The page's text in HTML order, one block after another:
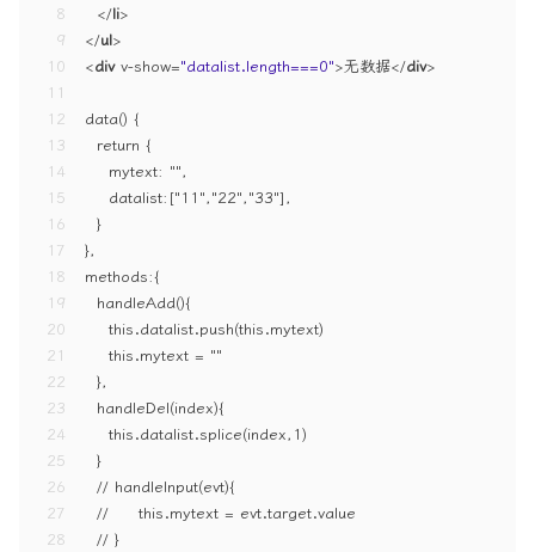
8
9
10
11
12
13
14
15
16
17
18
19
20
21
22
23
24
25
26
27
28
</li>
</ul>
<div v-show="datalist.length===0">无数据</div>
data() {
  return {
    mytext: "",
    datalist:["11","22","33"],
  }
},
methods:{
  handleAdd(){
    this.datalist.push(this.mytext)
    this.mytext = ""
  },
  handleDel(index){
    this.datalist.splice(index,1)
  }
  // handleInput(evt){
  //     this.mytext = evt.target.value
  // }